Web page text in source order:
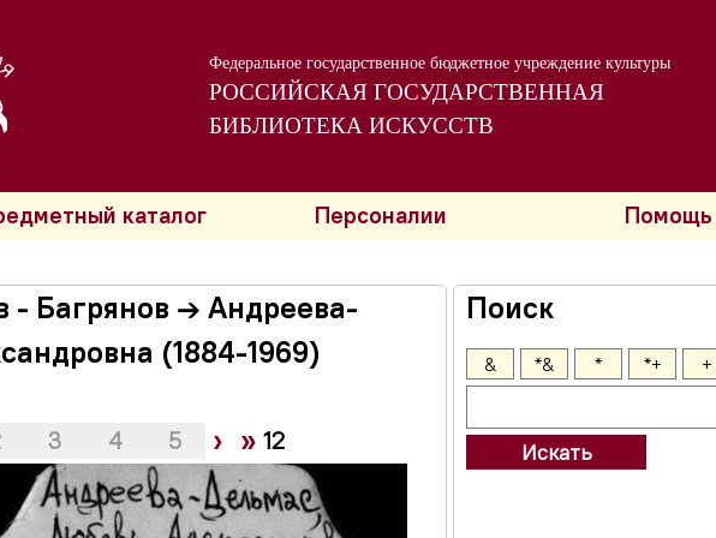
Федеральное государственное бюджетное учреждение культуры
РОССИЙСКАЯ ГОСУДАРСТВЕННАЯ
БИБЛИОТЕКА ИСКУССТВ
каталог Персоналии Помощь
Багрянов → Андреева-
(1884-1969)
3 4 5 › » 12
Поиск
& *& * *+ +
Искать